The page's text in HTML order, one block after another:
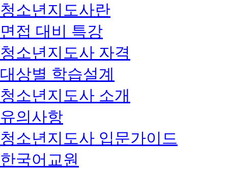
청소년지도사란
면접 대비 특강
청소년지도사 자격
대상별 학습설계
청소년지도사 소개
유의사항
청소년지도사 입문가이드
한국어교원